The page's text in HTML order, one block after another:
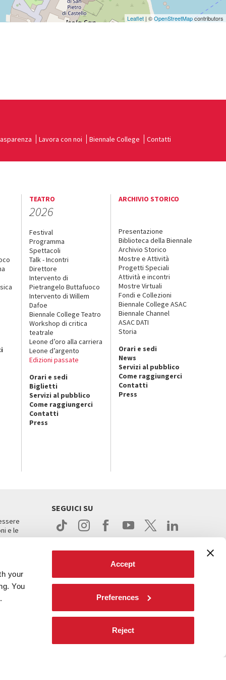
your
You
Accept
Preferences
Reject
Leaflet | ©OpenStreetMapcontributors
Lavora con noi Biennale College Contatti
TEATRO
2026
Festival
Programma
Spettacoli
Talk - Incontri
Direttore
Intervento di
Pietrangelo Buttafuoco
Intervento di Willem
Dafoe
Biennale College Teatro
Workshop di critica
teatrale
Leone d’oro alla carriera
Leone d’argento
Edizioni passate
Orari e sedi
Biglietti
Servizi al pubblico
Come raggiungerci
Contatti
Press
ARCHIVIO STORICO
Presentazione
Biblioteca della Biennale
Archivio Storico
Mostre e Attività
Progetti Speciali
Attività e incontri
Mostre Virtuali
Fondi e Collezioni
Biennale College ASAC
Biennale Channel
ASAC DATI
Storia
Orari e sedi
News
Servizi al pubblico
Come raggiungerci
Contatti
Press
e le
SEGUICI SU